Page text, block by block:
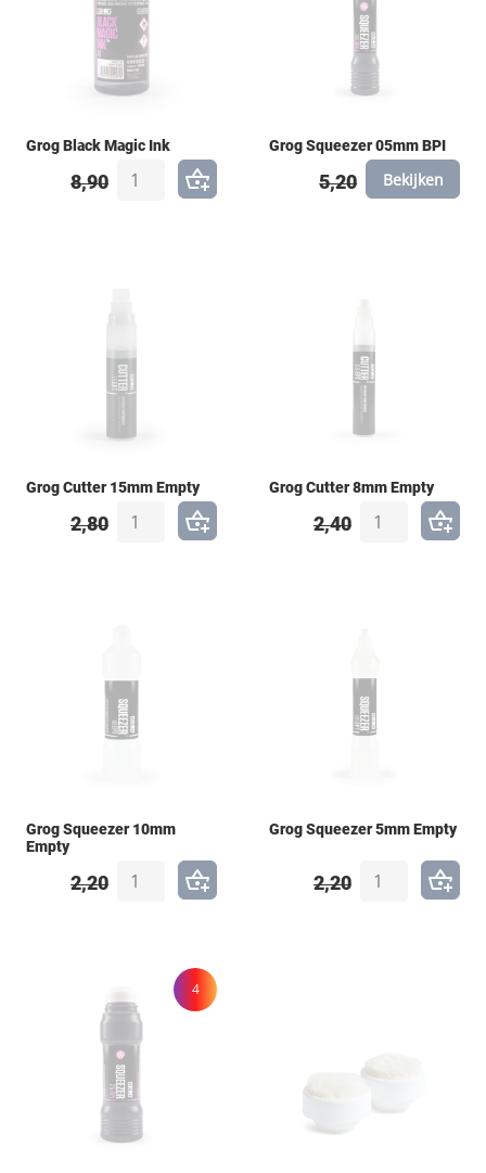
Grog Black Magic Ink
8,90
Grog Squeezer 05mm BPI
5,20 Bekijken
Grog Cutter 15mm Empty
2,80
Grog Cutter 8mm Empty
2,40
Grog Squeezer 10mm
Empty
2,20
Grog Squeezer 5mm Empty
2,20
4